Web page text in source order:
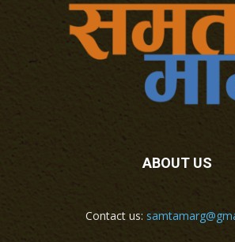
ABOUT US
Contact us: